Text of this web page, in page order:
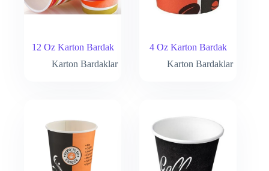
12 Oz Karton Bardak
Karton Bardaklar
4 Oz Karton Bardak
Karton Bardaklar